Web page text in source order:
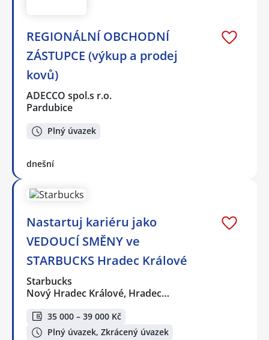
REGIONÁLNÍ OBCHODNÍ
ZÁSTUPCE (výkup a prodej
kovů)
ADECCO spol.s r.o.
Pardubice
Plný úvazek
dnešní
Nastartuj kariéru jako
VEDOUCÍ SMĚNY ve
STARBUCKS Hradec Králové
Starbucks
Nový Hradec Králové, Hradec…
35 000 – 39 000 Kč
Plný úvazek, Zkrácený úvazek